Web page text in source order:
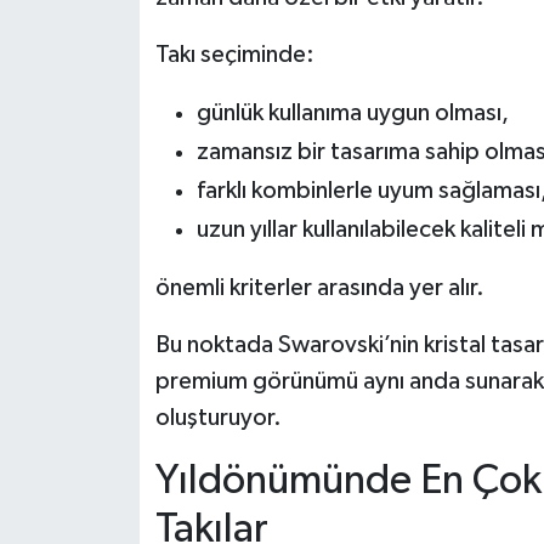
Takı seçiminde:
günlük kullanıma uygun olması,
zamansız bir tasarıma sahip
farklı kombinlerle uyum
uzun yıllar kullanılabilecek
önemli kriterler arasında yer alır.
Bu noktada Swarovski’nin kristal
premium görünümü aynı anda
oluşturuyor.
Yıldönümünde En
Takılar